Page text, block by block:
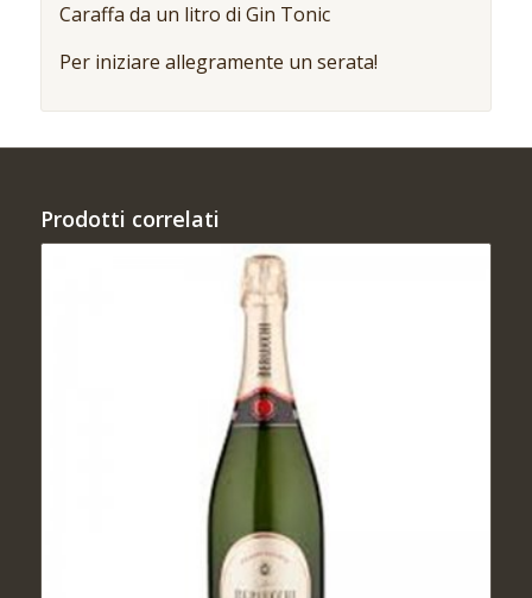
Caraffa da un litro di Gin Tonic
Per iniziare allegramente un serata!
Prodotti correlati